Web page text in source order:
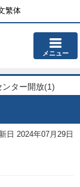
繁体
メニュー
ンター開放(1)
日 2024年07月29日